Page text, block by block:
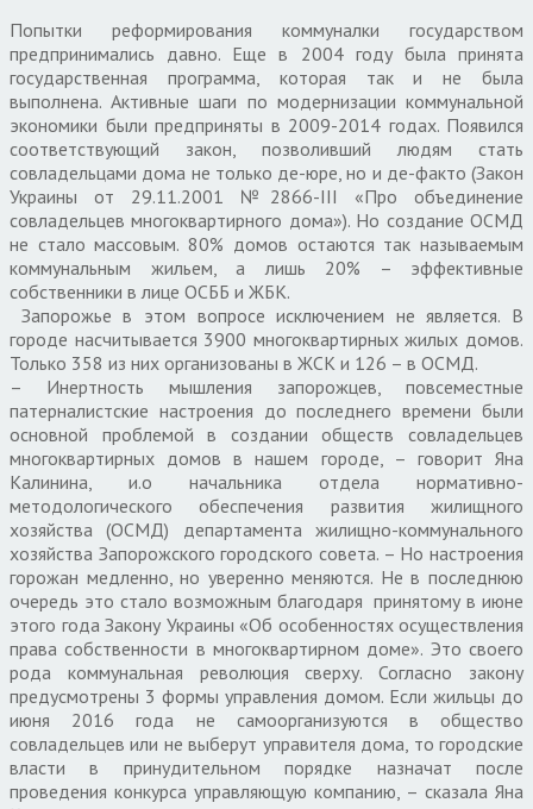
Попытки реформирования коммуналки государством
предпринимались давно. Еще в 2004 году была принята
государственная программа, которая так и не была
выполнена. Активные шаги по модернизации коммунальной
экономики были предприняты в 2009-2014 годах. Появился
соответствующий закон, позволивший людям стать
совладельцами дома не только де-юре, но и де-факто (Закон
Украины от 29.11.2001 №2866-ІІІ «Про объединение
совладельцев многоквартирного дома»). Но создание ОСМД
не стало массовым. 80% домов остаются так называемым
коммунальным жильем, а лишь 20% – эффективные
собственники в лице ОСББ и ЖБК.
Запорожье в этом вопросе исключением не является. В
городе насчитывается 3900 многоквартирных жилых домов.
Только 358 из них организованы в ЖСК и 126 – в ОСМД.
– Инертность мышления запорожцев, повсеместные
патерналистские настроения до последнего времени были
основной проблемой в создании обществ совладельцев
многоквартирных домов в нашем городе, – говорит Яна
Калинина, и.о начальника отдела нормативно-
методологического обеспечения развития жилищного
хозяйства (ОСМД) департамента жилищно-коммунального
хозяйства Запорожского городского совета. – Но настроения
горожан медленно, но уверенно меняются. Не в последнюю
очередь это стало возможным благодаря принятому в июне
этого года Закону Украины «Об особенностях осуществления
права собственности в многоквартирном доме». Это своего
рода коммунальная революция сверху. Согласно закону
предусмотрены 3 формы управления домом. Если жильцы до
июня 2016 года не самоорганизуются в общество
совладельцев или не выберут управителя дома, то городские
власти в принудительном порядке назначат после
проведения конкурса управляющую компанию, – сказала Яна